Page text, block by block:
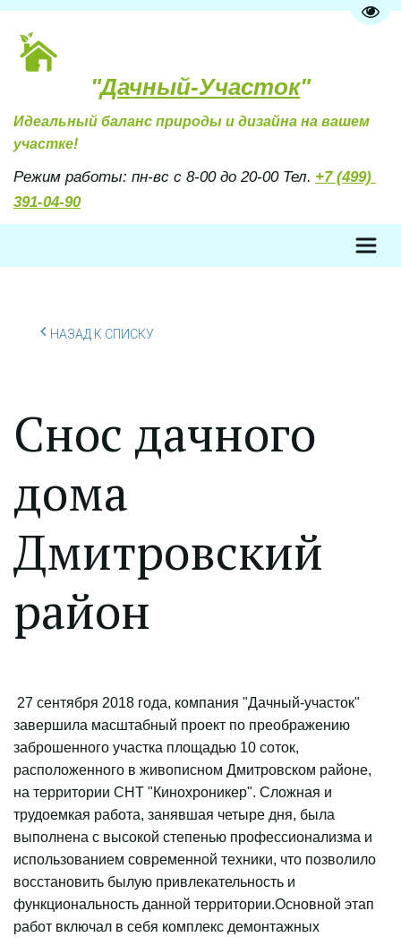
"Дачный-Участок"
Идеальный баланс природы и дизайна на вашем
участке!
Режим работы: пн-вс с 8-00 до 20-00 Тел. +7 (499)
391-04-90
НАЗАД К СПИСКУ
Снос дачного
дома
Дмитровский
район
27 сентября 2018 года, компания "Дачный-участок"
завершила масштабный проект по преображению
заброшенного участка площадью 10 соток,
расположенного в живописном Дмитровском районе,
на территории СНТ "Кинохроникер". Сложная и
трудоемкая работа, занявшая четыре дня, была
выполнена с высокой степенью профессионализма и
использованием современной техники, что позволило
восстановить былую привлекательность и
функциональность данной территории.Основной этап
работ включал в себя комплекс демонтажных